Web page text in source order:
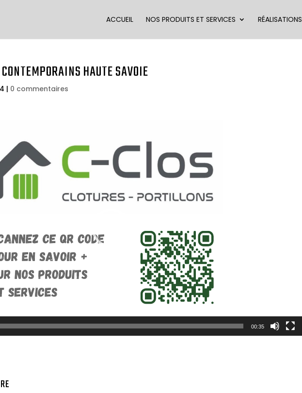
ACCUEIL NOS PRODUITS ET SERVICES RÉALISATIONS
HAUTE SAVOIE
| 0 commentaires
00:35